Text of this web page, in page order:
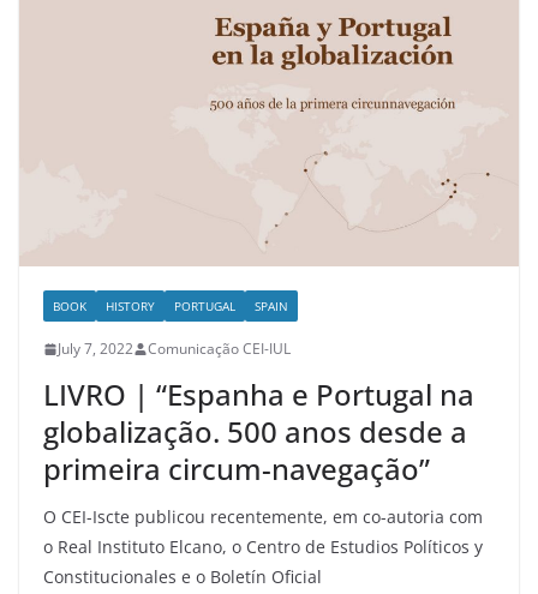
BOOK HISTORY PORTUGAL SPAIN
July 7, 2022 Comunicação CEI-IUL
LIVRO | “Espanha e Portugal na
globalização. 500 anos desde a
primeira circum-navegação”
O CEI-Iscte publicou recentemente, em co-autoria com
o Real Instituto Elcano, o Centro de Estudios Políticos y
Constitucionales e o Boletín Oficial